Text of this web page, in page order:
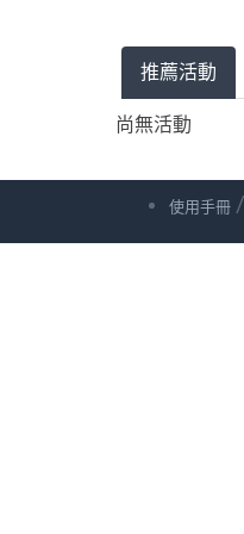
推薦活動
尚無活動
使用手冊 /